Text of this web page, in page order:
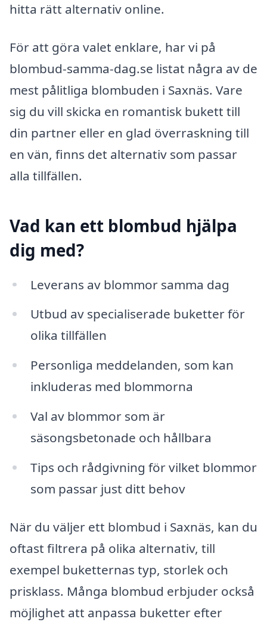
hitta rätt alternativ online.
För att göra valet enklare, har vi på
blombud-samma-dag.se listat några av de
mest pålitliga blombuden i Saxnäs. Vare
sig du vill skicka en romantisk bukett till
din partner eller en glad överraskning till
en vän, finns det alternativ som passar
alla tillfällen.
Vad kan ett blombud hjälpa
dig med?
Leverans av blommor samma dag
Utbud av specialiserade buketter för
olika tillfällen
Personliga meddelanden, som kan
inkluderas med blommorna
Val av blommor som är
säsongsbetonade och hållbara
Tips och rådgivning för vilket blommor
som passar just ditt behov
När du väljer ett blombud i Saxnäs, kan du
oftast filtrera på olika alternativ, till
exempel buketternas typ, storlek och
prisklass. Många blombud erbjuder också
möjlighet att anpassa buketter efter